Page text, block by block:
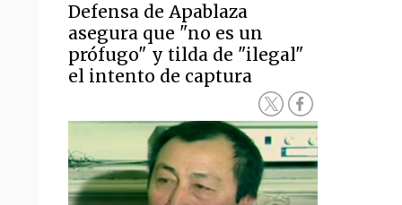
Defensa de Apablaza
asegura que "no es un
prófugo" y tilda de "ilegal"
el intento de captura